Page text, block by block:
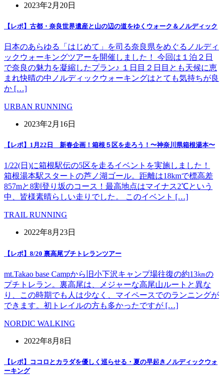
2023年2月20日
【レポ】古都・奈良世界遺産と山の辺の道をゆくウォーク＆ノルディック
日本のあらゆる「はじめて」を司る奈良県をめぐるノルディ
ックウォーキングツアーを開催しました！ 今回は１泊２日
で奈良の魅力を凝縮したプラン♪ １日目２日目とも天候に恵
まれ快晴の中ノルディックウォーキングはとても気持ちが良
か […]
URBAN RUNNING
2023年2月16日
【レポ】1月22日 新春企画！箱根５区を走ろう！〜神奈川県箱根湯本〜
1/22(日)に箱根駅伝の5区を走るイベントを実施しました！
箱根湯本駅スタートの芦ノ湖ゴール。距離は18kmで標高差
857mと8割登り坂のコース！最高地点はマイナス2℃という
中、皆様素晴らしい走りでした。 このイベント […]
TRAIL RUNNING
2022年8月23日
【レポ】8/20 裏高尾プチトレランツアー
mt.Takao base Campから旧小下沢キャンプ場往復の約13㎞の
プチトレラン。裏高尾は、メジャーな高尾山ルートと異な
り、この時期でも人は少なく、マイペースでのランニングが
できます。初トレイルの方も多かったですが […]
NORDIC WALKING
2022年8月8日
【レポ】ココロとカラダを優しく巡らせる・夏の早起きノルディックウォ
ーキング